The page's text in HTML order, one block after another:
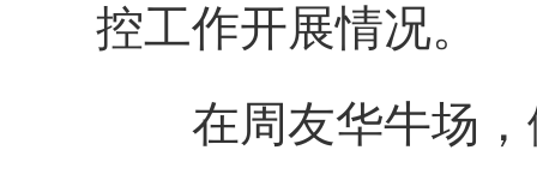
控工作开展情况。
在周友华牛场，